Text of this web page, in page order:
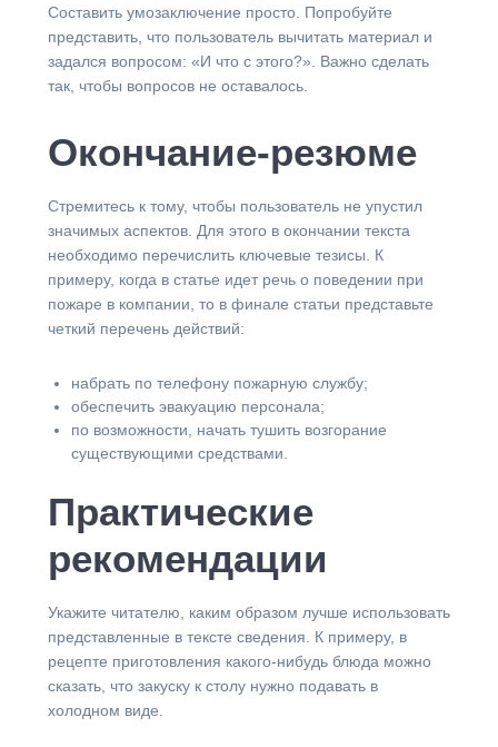
Составить умозаключение просто. Попробуйте
представить, что пользователь вычитать материал и
задался вопросом: «И что с этого?». Важно сделать
так, чтобы вопросов не оставалось.
Окончание-резюме
Стремитесь к тому, чтобы пользователь не упустил
значимых аспектов. Для этого в окончании текста
необходимо перечислить ключевые тезисы. К
примеру, когда в статье идет речь о поведении при
пожаре в компании, то в финале статьи представьте
четкий перечень действий:
набрать по телефону пожарную службу;
обеспечить эвакуацию персонала;
по возможности, начать тушить возгорание
существующими средствами.
Практические
рекомендации
Укажите читателю, каким образом лучше использовать
представленные в тексте сведения. К примеру, в
рецепте приготовления какого-нибудь блюда можно
сказать, что закуску к столу нужно подавать в
холодном виде.